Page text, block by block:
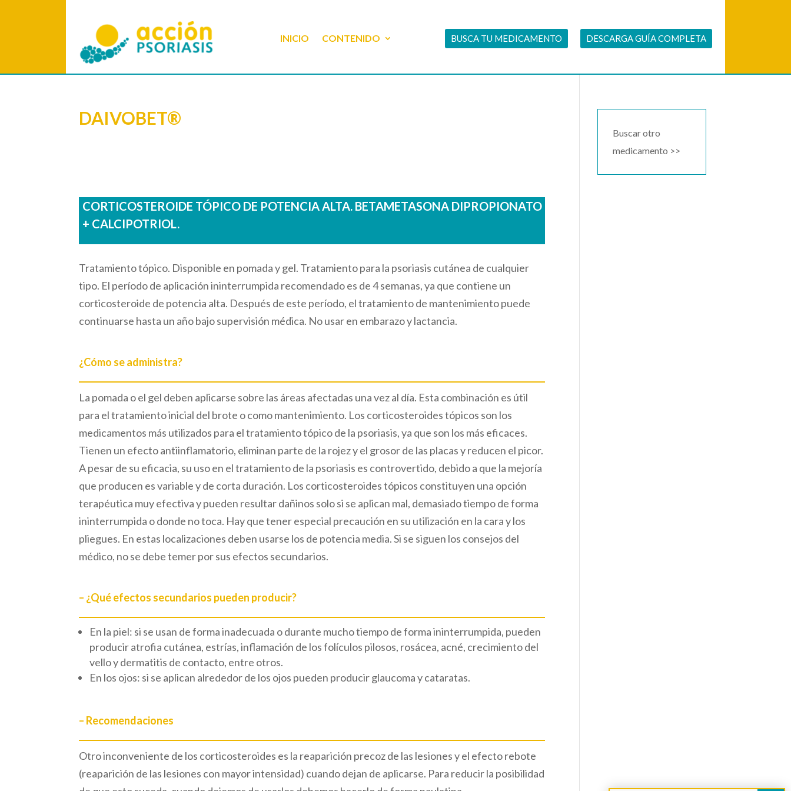
INICIO CONTENIDO BUSCA TU MEDICAMENTO DESCARGA GUÍA COMPLETA
DAIVOBET®
CORTICOSTEROIDE TÓPICO DE POTENCIA ALTA. BETAMETASONA DIPROPIONATO
+ CALCIPOTRIOL.
Tratamiento tópico. Disponible en pomada y gel. Tratamiento para la psoriasis cutánea de cualquier
tipo. El período de aplicación ininterrumpida recomendado es de 4 semanas, ya que contiene un
corticosteroide de potencia alta. Después de este período, el tratamiento de mantenimiento puede
continuarse hasta un año bajo supervisión médica. No usar en embarazo y lactancia.
¿Cómo se administra?
La pomada o el gel deben aplicarse sobre las áreas afectadas una vez al día. Esta combinación es útil
para el tratamiento inicial del brote o como mantenimiento. Los corticosteroides tópicos son los
medicamentos más utilizados para el tratamiento tópico de la psoriasis, ya que son los más eficaces.
Tienen un efecto antiinflamatorio, eliminan parte de la rojez y el grosor de las placas y reducen el picor.
A pesar de su eficacia, su uso en el tratamiento de la psoriasis es controvertido, debido a que la mejoría
que producen es variable y de corta duración. Los corticosteroides tópicos constituyen una opción
terapéutica muy efectiva y pueden resultar dañinos solo si se aplican mal, demasiado tiempo de forma
ininterrumpida o donde no toca. Hay que tener especial precaución en su utilización en la cara y los
pliegues. En estas localizaciones deben usarse los de potencia media. Si se siguen los consejos del
médico, no se debe temer por sus efectos secundarios.
– ¿Qué efectos secundarios pueden producir?
En la piel: si se usan de forma inadecuada o durante mucho tiempo de forma ininterrumpida, pueden
producir atrofia cutánea, estrías, inflamación de los folículos pilosos, rosácea, acné, crecimiento del
vello y dermatitis de contacto, entre otros.
En los ojos: si se aplican alrededor de los ojos pueden producir glaucoma y cataratas.
– Recomendaciones
Otro inconveniente de los corticosteroides es la reaparición precoz de las lesiones y el efecto rebote
(reaparición de las lesiones con mayor intensidad) cuando dejan de aplicarse. Para reducir la posibilidad
Buscar otro
medicamento >>